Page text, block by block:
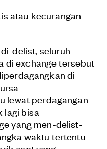
atau kecurangan
delist, seluruh
di exchange tersebut
di
lewat perdagangan
lagi bisa
yang men-delist-
waktu tertentu